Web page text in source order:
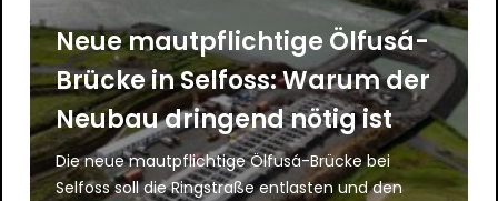
Neue mautpflichtige Ölfusá-
Brücke in Selfoss: Warum der
Neubau dringend nötig ist
Die neue mautpflichtige Ölfusá-Brücke bei
Selfoss soll die Ringstraße entlasten und den